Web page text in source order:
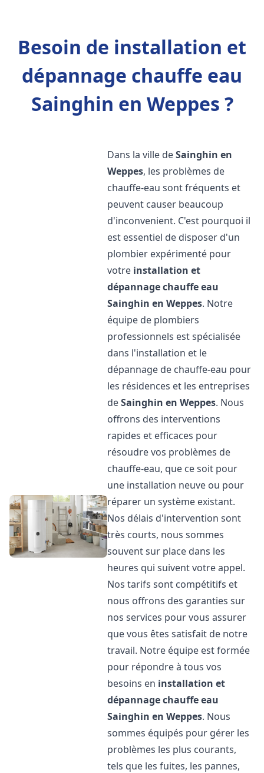
Besoin de installation et
dépannage chauffe eau
Sainghin en Weppes ?
Dans la ville deSainghin en
Weppes, les problèmes de
chauffe-eau sont fréquents et
peuvent causer beaucoup
d'inconvenient. C'est pourquoi il
est essentiel de disposer d'un
plombier expérimenté pour
votre installation et
dépannage chauffe eau
Sainghin en Weppes. Notre
équipe de plombiers
professionnels est spécialisée
dans l'installation et le
dépannage de chauffe-eau pour
les résidences et les entreprises
deSainghin en Weppes. Nous
offrons des interventions
rapides et efficaces pour
résoudre vos problèmes de
chauffe-eau, que ce soit pour
une installation neuve ou pour
réparer un système existant.
Nos délais d'intervention sont
très courts, nous sommes
souvent sur place dans les
heures qui suivent votre appel.
Nos tarifs sont compétitifs et
nous offrons des garanties sur
nos services pour vous assurer
que vous êtes satisfait de notre
travail. Notre équipe est formée
pour répondre à tous vos
besoins en installation et
dépannage chauffe eau
Sainghin en Weppes. Nous
sommes équipés pour gérer les
problèmes les plus courants,
tels que les fuites, les pannes,